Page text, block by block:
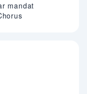
mandat